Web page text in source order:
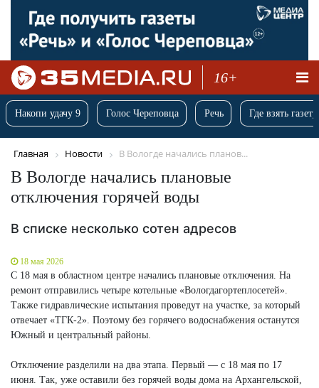
16+
Накопи удачу 9 Голос Череповца Речь Где взять
Главная Новости В Вологде начались планов...
В Вологде начались плановые
отключения горячей воды
В списке несколько сотен адресов
18 мая 2026
С 18 мая в областном центре начались плановые отключения. На
ремонт отправились четыре котельные «Вологдагортеплосетей».
Также гидравлические испытания проведут на участке, за который
отвечает «ТГК-2». Поэтому без горячего водоснабжения останутся
Южный и центральный районы.
Отключение разделили на два этапа. Первый — с 18 мая по 17
июня. Так, уже оставили без горячей воды дома на Архангельской,